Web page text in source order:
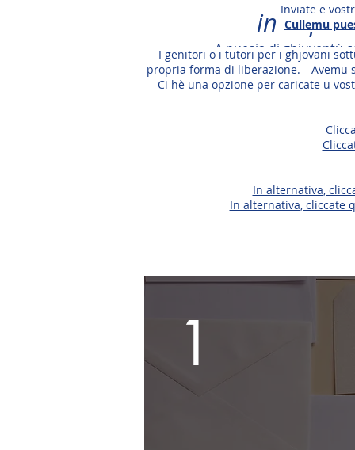
in
A puesia di ghjuventù
Inviate e
Cullemu
I genitori o i tutori per i ghjovani
propria forma di liberazione.
Avemu
Ci hè una opzione per caricate u
In alternativa,
In alternativa, cliccate
1